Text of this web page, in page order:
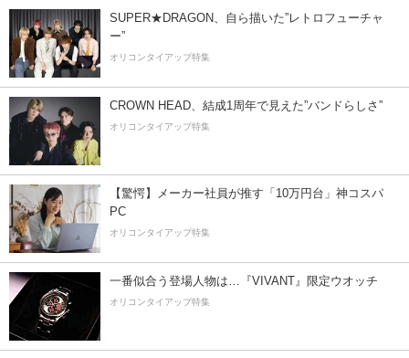
SUPER★DRAGON、自ら描いた”レトロフューチャ
ー”
オリコンタイアップ特集
CROWN HEAD、結成1周年で見えた”バンドらしさ”
オリコンタイアップ特集
【驚愕】メーカー社員が推す「10万円台」神コスパ
PC
オリコンタイアップ特集
一番似合う登場人物は…『VIVANT』限定ウオッチ
オリコンタイアップ特集